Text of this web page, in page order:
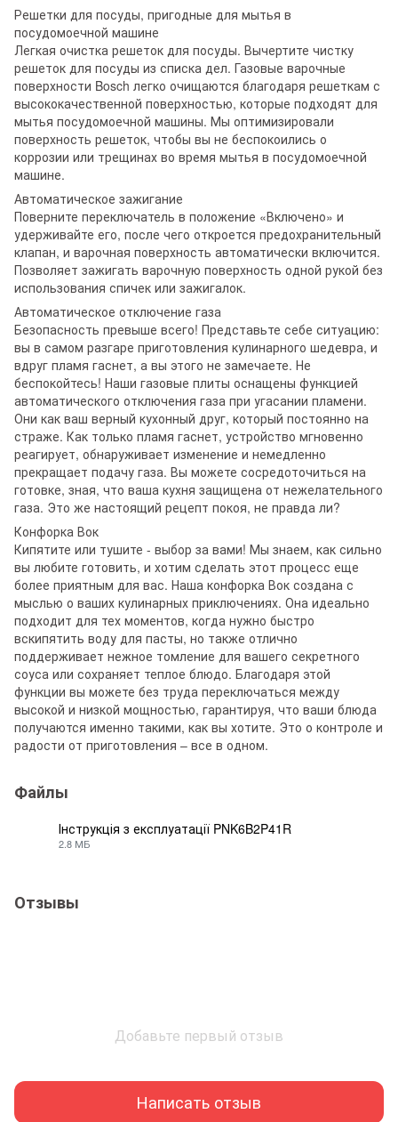
Решетки для посуды, пригодные для мытья в
посудомоечной машине
Легкая очистка решеток для посуды. Вычертите чистку
решеток для посуды из списка дел. Газовые варочные
поверхности Bosch легко очищаются благодаря решеткам с
высококачественной поверхностью, которые подходят для
мытья посудомоечной машины. Мы оптимизировали
поверхность решеток, чтобы вы не беспокоились о
коррозии или трещинах во время мытья в посудомоечной
машине.
Автоматическое зажигание
Поверните переключатель в положение «Включено» и
удерживайте его, после чего откроется предохранительный
клапан, и варочная поверхность автоматически включится.
Позволяет зажигать варочную поверхность одной рукой без
использования спичек или зажигалок.
Автоматическое отключение газа
Безопасность превыше всего! Представьте себе ситуацию:
вы в самом разгаре приготовления кулинарного шедевра, и
вдруг пламя гаснет, а вы этого не замечаете. Не
беспокойтесь! Наши газовые плиты оснащены функцией
автоматического отключения газа при угасании пламени.
Они как ваш верный кухонный друг, который постоянно на
страже. Как только пламя гаснет, устройство мгновенно
реагирует, обнаруживает изменение и немедленно
прекращает подачу газа. Вы можете сосредоточиться на
готовке, зная, что ваша кухня защищена от нежелательного
газа. Это же настоящий рецепт покоя, не правда ли?
Конфорка Вок
Кипятите или тушите - выбор за вами! Мы знаем, как сильно
вы любите готовить, и хотим сделать этот процесс еще
более приятным для вас. Наша конфорка Вок создана с
мыслью о ваших кулинарных приключениях. Она идеально
подходит для тех моментов, когда нужно быстро
вскипятить воду для пасты, но также отлично
поддерживает нежное томление для вашего секретного
соуса или сохраняет теплое блюдо. Благодаря этой
функции вы можете без труда переключаться между
высокой и низкой мощностью, гарантируя, что ваши блюда
получаются именно такими, как вы хотите. Это о контроле и
радости от приготовления – все в одном.
Файлы
Інструкція з експлуатації PNK6B2P41R
2.8 МБ
Отзывы
Добавьте первый отзыв
Написать отзыв